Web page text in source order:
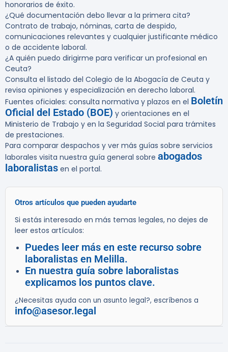
honorarios de éxito.
¿Qué documentación debo llevar a la primera cita?
Contrato de trabajo, nóminas, carta de despido,
comunicaciones relevantes y cualquier justificante médico
o de accidente laboral.
¿A quién puedo dirigirme para verificar un profesional en
Ceuta?
Consulta el listado del Colegio de la Abogacía de Ceuta y
revisa opiniones y especialización en derecho laboral.
Fuentes oficiales: consulta normativa y plazos en el Boletín
Oficial del Estado (BOE) y orientaciones en el
Ministerio de Trabajo y en la Seguridad Social para trámites
de prestaciones.
Para comparar despachos y ver más guías sobre servicios
laborales visita nuestra guía general sobre abogados
laboralistas en el portal.
Otros artículos que pueden ayudarte
Si estás interesado en más temas legales, no dejes de
leer estos artículos:
Puedes leer más en este recurso sobre
laboralistas en Melilla.
En nuestra guía sobre laboralistas
explicamos los puntos clave.
¿Necesitas ayuda con un asunto legal?, escríbenos a
info@asesor.legal